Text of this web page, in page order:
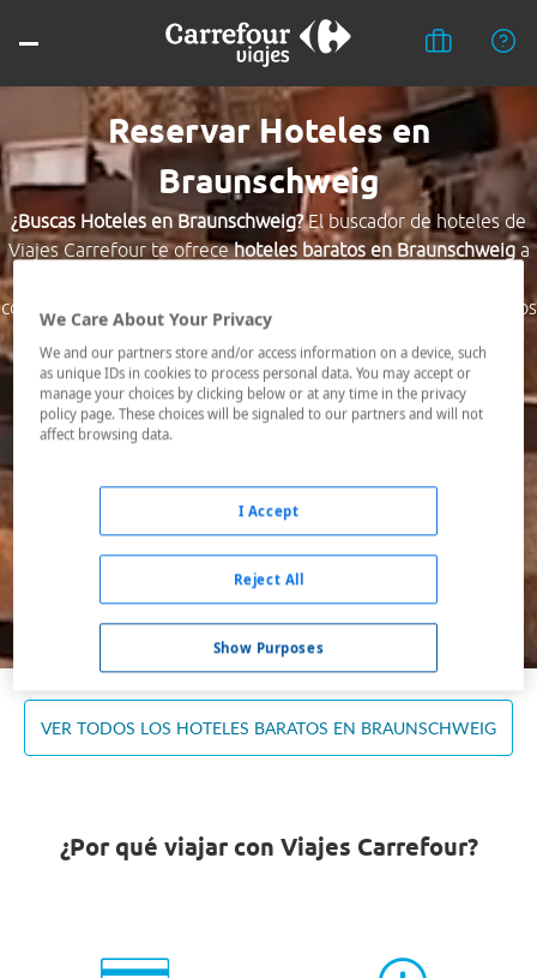
Reservar Hoteles en
Braunschweig
¿Buscas Hoteles en Braunschweig?El buscador de hoteles de
Viajes Carrefour te ofrecehoteles baratos en Braunschweig a
comunicados, el hotel que busques nosotros te lo encontramos
al mejor precio.
Destino *
08/08/2026 - 09/08/2026
Ocupación *
Buscar
VER TODOS LOS HOTELES BARATOS EN BRAUNSCHWEIG
¿Por qué viajar con Viajes Carrefour?
We Care About Your Privacy
We and our partners store and/or access information on a device, such
as unique IDs in cookies to process personal data. You may accept or
manage your choices by clicking below or at any time in the privacy
policy page. These choices will be signaled to our partners and will not
affect browsing data.
Show Purposes
Reject All
I Accept